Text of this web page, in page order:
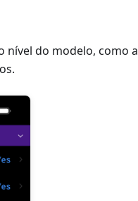
nível do modelo, como a